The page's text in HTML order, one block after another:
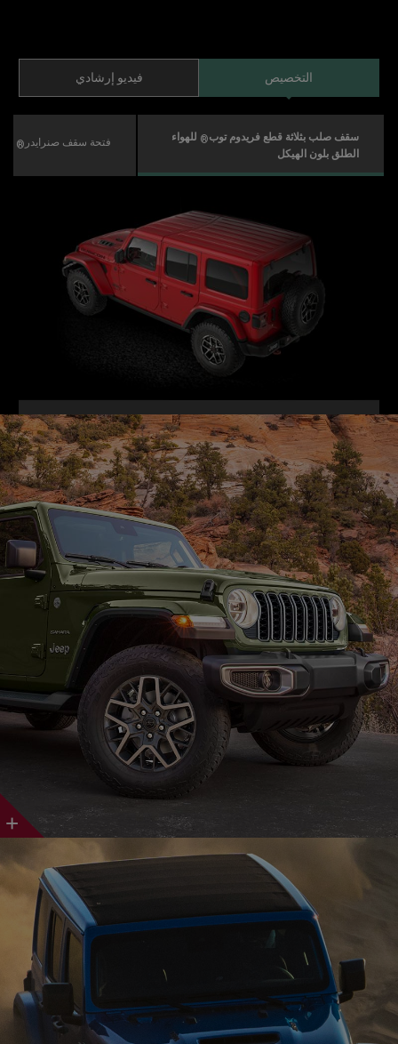
التخصيص فيديو إرشادي
سقف صلب بثلاثة قطع فريدوم توب® للهواء
الطلق بلون الهيكل
فتحة سقف صنرايدر ®
VIEW
FULL
GALLERY
More